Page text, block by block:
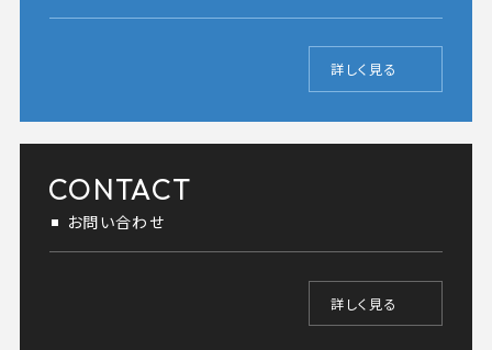
詳しく見る
CONTACT
お問い合わせ
詳しく見る